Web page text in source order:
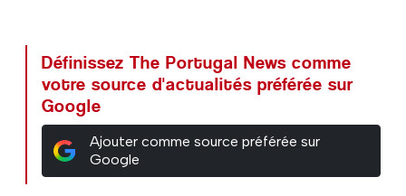
Définissez The Portugal News comme
votre source d'actualités préférée sur
Google
Ajouter comme source préférée sur
Google